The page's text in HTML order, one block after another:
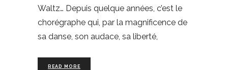
Waltz… Depuis quelque années, c’est le
chorégraphe qui, par la magnificence de
sa danse, son audace, sa liberté,
READ MORE